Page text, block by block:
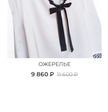
ОЖЕРЕЛЬЕ
9 860 ₽ 11 600 ₽